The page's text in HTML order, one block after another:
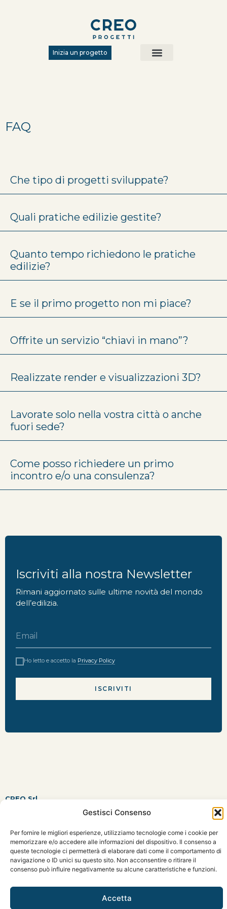
Gestisci Consenso
Per fornire le migliori esperienze, utilizziamo tecnologie come i cookie per
memorizzare e/o accedere alle informazioni del dispositivo. Il consenso a
queste tecnologie ci permetterà di elaborare dati come il comportamento di
navigazione o ID unici su questo sito. Non acconsentire o ritirare il
consenso può influire negativamente su alcune caratteristiche e funzioni.
Accetta
Inizia un progetto
FAQ
Che tipo di progetti sviluppate?
Quali pratiche edilizie gestite?
Quanto tempo richiedono le pratiche
edilizie?
E se il primo progetto non mi piace?
Offrite un servizio “chiavi in mano”?
Realizzate render e visualizzazioni 3D?
Lavorate solo nella vostra città o anche
fuori sede?
Come posso richiedere un primo
incontro e/o una consulenza?
Iscriviti alla nostra Newsletter
Rimani aggiornato sulle ultime novità del mondo
dell’edilizia.
Ho letto e accetto la Privacy Policy
CREO Srl
00131 Roma RM
info@creoprogetti.com
0697606849
Seguici
Dichiarazioni sulla Privacy